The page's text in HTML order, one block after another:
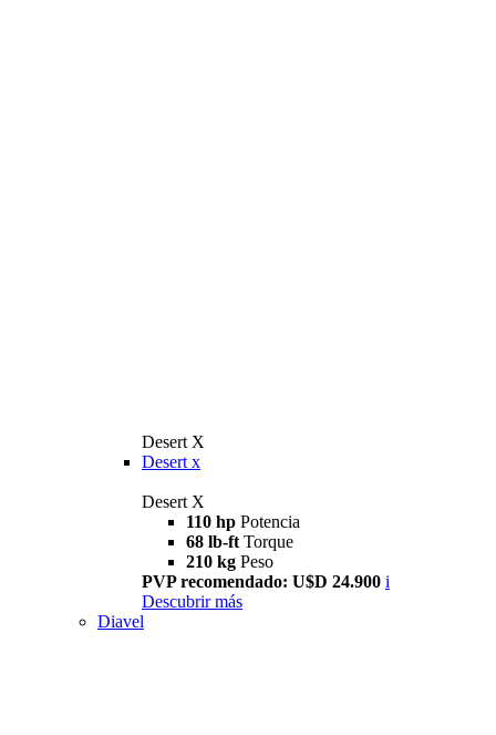
Desert X
Desert x
Desert X
110 hp Potencia
68 lb-ft Torque
210 kg Peso
PVP recomendado: U$D 24.900 i
Descubrir más
Diavel